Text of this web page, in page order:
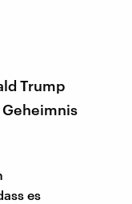
Trump
es